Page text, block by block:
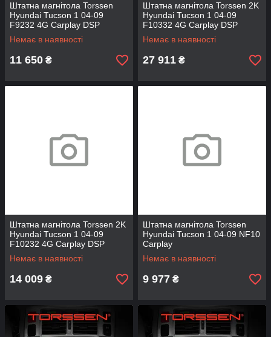
Штатна магнітола Torssen
Hyundai Tucson 1 04-09
F9232 4G Carplay DSP
Немає в наявності
11 650 ₴
Штатна магнітола Torssen 2K
Hyundai Tucson 1 04-09
F10332 4G Carplay DSP
Немає в наявності
27 911 ₴
Штатна магнітола Torssen 2K
Hyundai Tucson 1 04-09
F10232 4G Carplay DSP
Немає в наявності
14 009 ₴
Штатна магнітола Torssen
Hyundai Tucson 1 04-09 NF10
Carplay
Немає в наявності
9 977 ₴